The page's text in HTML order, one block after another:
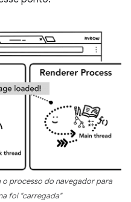
o processo do navegador para
foi "carregada"